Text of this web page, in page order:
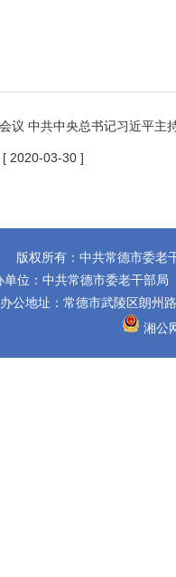
议 中共中央总书记习近平主
[ 2020-03-30 ]
版权所有：中共常德市委老
单位：中共常德市委老干部
办公地址：常德市武陵区朗
湘公